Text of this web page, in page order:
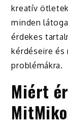
kreatív
minden
érdekes
kérdéseire és
problémákra.
Miért